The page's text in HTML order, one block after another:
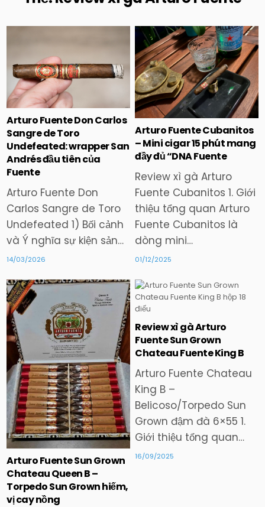
Posted
in
Arturo Fuente Don Carlos
Sangre de Toro
Undefeated: wrapper San
Andrés đầu tiên của
Fuente
Arturo Fuente Don
Carlos Sangre de Toro
Undefeated 1) Bối cảnh
và Ý nghĩa sự kiện sản…
14/03/2026
Posted
in
Arturo Fuente Cubanitos
– Mini cigar 15 phút mang
đầy đủ “DNA Fuente
Review xì gà Arturo
Fuente Cubanitos 1. Giới
thiệu tổng quan Arturo
Fuente Cubanitos là
dòng mini…
01/12/2025
Posted
Arturo Fuente Sun Grown
Chateau Queen B –
Torpedo Sun Grown hiếm,
vị cay nồng
in
Review xì gà Arturo
Fuente Sun Grown
Chateau Fuente King B
Arturo Fuente Chateau
King B –
Belicoso/Torpedo Sun
Grown đậm đà 6×55 1.
Giới thiệu tổng quan…
16/09/2025